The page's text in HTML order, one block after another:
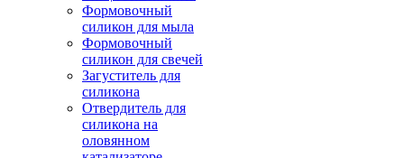
Формовочный
силикон для мыла
Формовочный
силикон для свечей
Загуститель для
силикона
Отвердитель для
силикона на
оловянном